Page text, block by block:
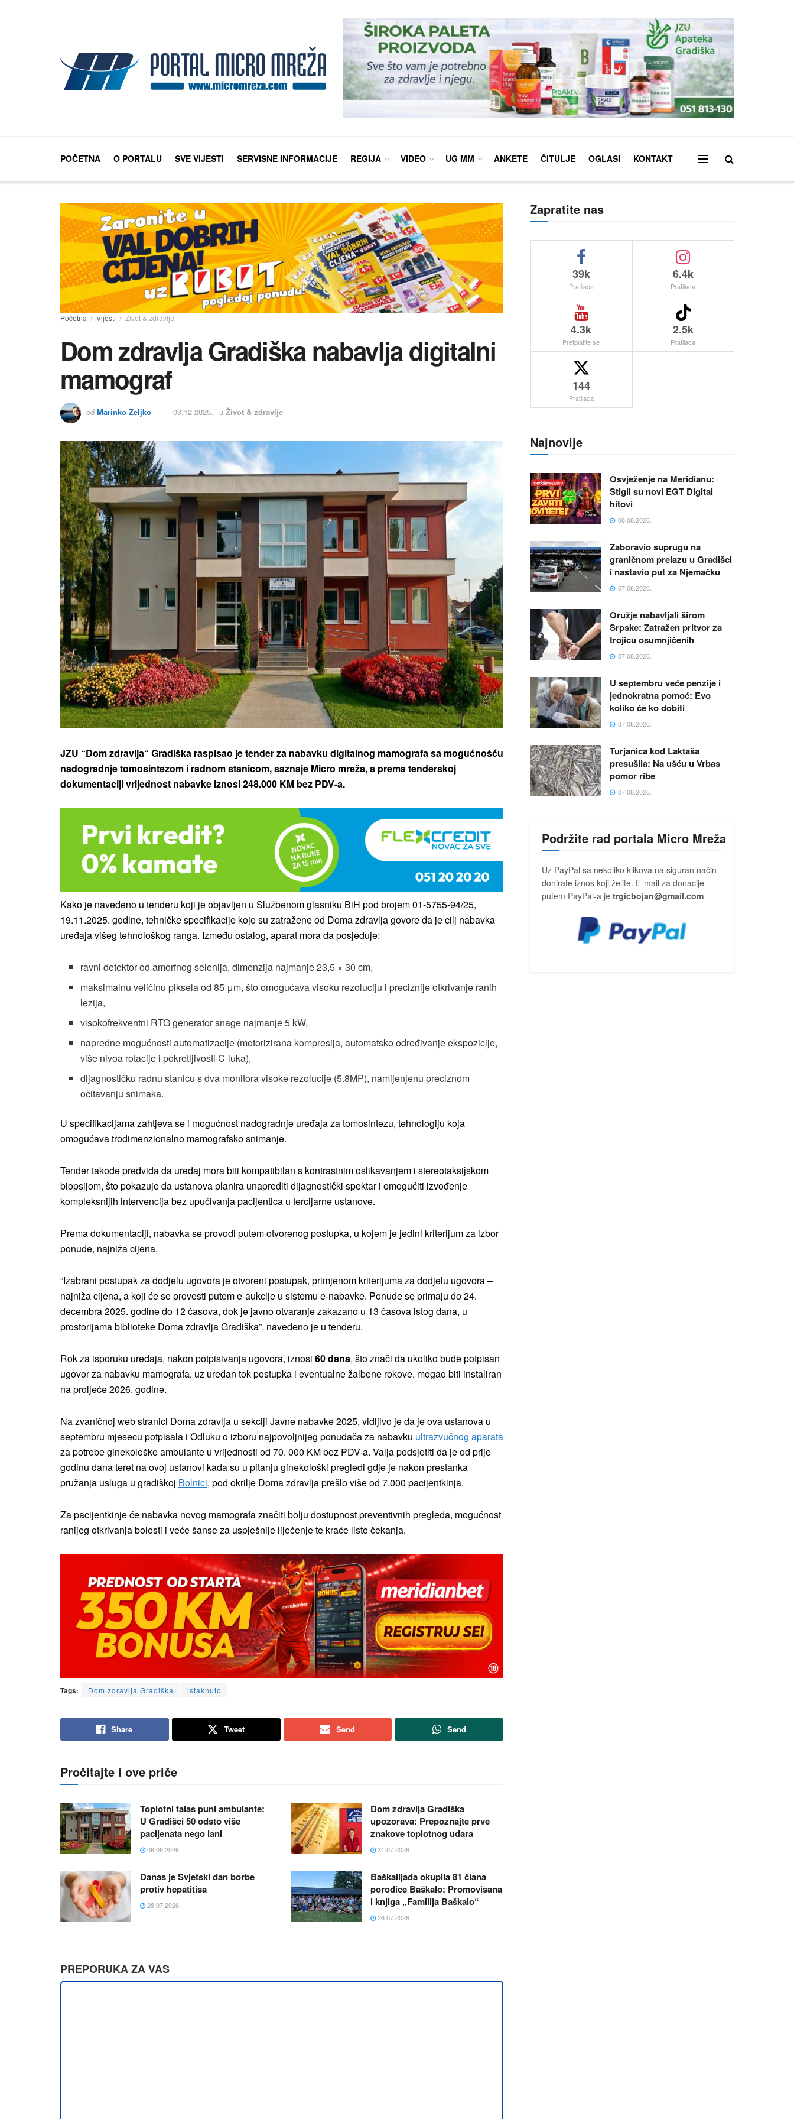
POČETNA O PORTALU SVE VIJESTI SERVISNE INFORMACIJE REGIJA VIDEO UG MM ANKETE ČITULJE OGLASI KONTAKT
Početna Vijesti Život & zdravlje
Dom zdravlja Gradiška nabavlja digitalni
mamograf
od Marinko Zeljko 03.12.2025. u Život & zdravlje
JZU “Dom zdravlja“ Gradiška raspisao je tender za nabavku digitalnog mamografa sa mogućnošću
nadogradnje tomosintezom i radnom stanicom,saznaje Micro mreža, a prema tenderskoj
dokumentaciji vrijednost nabavke iznosi 248.000 KM bez PDV-a.
Kako je navedeno u tenderu koji je objavljen u Službenom glasniku BiH pod brojem 01-5755-94/25,
19.11.2025. godine, tehničke specifikacije koje su zatražene od Doma zdravlja govore da je cilj nabavka
uređaja višeg tehnološkog ranga. Između ostalog, aparat mora da posjeduje:
ravni detektor od amorfnog selenija, dimenzija najmanje 23,5 × 30 cm,
maksimalnu veličinu piksela od 85 μm, što omogućava visoku rezoluciju i preciznije otkrivanje ranih
lezija,
visokofrekventni RTG generator snage najmanje 5 kW,
napredne mogućnosti automatizacije (motorizirana kompresija, automatsko određivanje ekspozicije,
više nivoa rotacije i pokretljivosti C-luka),
dijagnostičku radnu stanicu s dva monitora visoke rezolucije (5.8MP), namijenjenu preciznom
očitavanju snimaka.
U specifikacijama zahtjeva se i mogućnost nadogradnje uređaja za tomosintezu, tehnologiju koja
omogućava trodimenzionalno mamografsko snimanje.
Tender takođe predviđa da uređaj mora biti kompatibilan s kontrastnim oslikavanjem i stereotaksiјskom
biopsijom, što pokazuje da ustanova planira unaprediti dijagnostički spektar i omogućiti izvođenje
kompleksnijih intervencija bez upućivanja pacijentica u tercijarne ustanove.
Prema dokumentaciji, nabavka se provodi putem otvorenog postupka, u kojem je jedini kriterijum za izbor
ponude, najniža cijena.
“Izabrani postupak za dodjelu ugovora je otvoreni postupak, primjenom kriterijuma za dodjelu ugovora –
najniža cijena, a koji će se provesti putem e-aukcije u sistemu e-nabavke. Ponude se primaju do 24.
decembra 2025. godine do 12 časova, dok je javno otvaranje zakazano u 13 časova istog dana, u
prostorijama biblioteke Doma zdravlja Gradiška”, navedeno je u tenderu.
Rok za isporuku uređaja, nakon potpisivanja ugovora, iznosi 60 dana, što znači da ukoliko bude potpisan
ugovor za nabavku mamografa, uz uredan tok postupka i eventualne žalbene rokove, mogao biti instaliran
na proljeće 2026. godine.
Na zvaničnoj web stranici Doma zdravlja u sekciji Javne nabavke 2025, vidljivo je da je ova ustanova u
septembru mjesecu potpisala i Odluku o izboru najpovoljnijeg ponuđača za nabavku ultrazvučnog aparata
za potrebe ginekološke ambulante u vrijednosti od 70. 000 KM bez PDV-a. Valja podsjetiti da je od prije
godinu dana teret na ovoj ustanovi kada su u pitanju ginekološki pregledi gdje je nakon prestanka
pružanja usluga u gradiškoj Bolnici, pod okrilje Doma zdravlja prešlo više od 7.000 pacijentkinja.
Za pacijentkinje će nabavka novog mamografa značiti bolju dostupnost preventivnih pregleda, mogućnost
ranijeg otkrivanja bolesti i veće šanse za uspješnije liječenje te kraće liste čekanja.
Tags: Dom zdravlja Gradiška istaknuto
Share Tweet Send Send
Pročitajte i ove priče
Toplotni talas puni ambulante:
U Gradišci 50 odsto više
pacijenata nego lani
06.08.2026.
Dom zdravlja Gradiška
upozorava: Prepoznajte prve
znakove toplotnog udara
31.07.2026.
Danas je Svjetski dan borbe
protiv hepatitisa
28.07.2026.
Baškalijada okupila 81 člana
porodice Baškalo: Promovisana
i knjiga „Familija Baškalo“
26.07.2026.
PREPORUKA ZA VAS
Zapratite nas
39k
Pratilaca
6.4k
Pratilaca
4.3k
Pretplatite se
2.5k
Pratilaca
144
Pratilaca
Najnovije
Osvježenje na Meridianu:
Stigli su novi EGT Digital
hitovi
08.08.2026.
Zaboravio suprugu na
graničnom prelazu u Gradišci
i nastavio put za Njemačku
07.08.2026.
Oružje nabavljali širom
Srpske: Zatražen pritvor za
trojicu osumnjičenih
07.08.2026.
U septembru veće penzije i
jednokratna pomoć: Evo
koliko će ko dobiti
07.08.2026.
Turjanica kod Laktaša
presušila: Na ušću u Vrbas
pomor ribe
07.08.2026.
Podržite rad portala Micro Mreža
Uz PayPal sa nekoliko klikova na siguran način
donirate iznos koji želite. E-mail za donacije
putem PayPal-a je trgicbojan@gmail.com